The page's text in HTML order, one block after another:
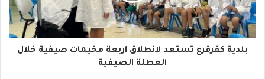
ك
ا
بلدية كفرقرع تستعد لانطلاق اربعة مخيمات صيفية خلال
العطلة الصيفية